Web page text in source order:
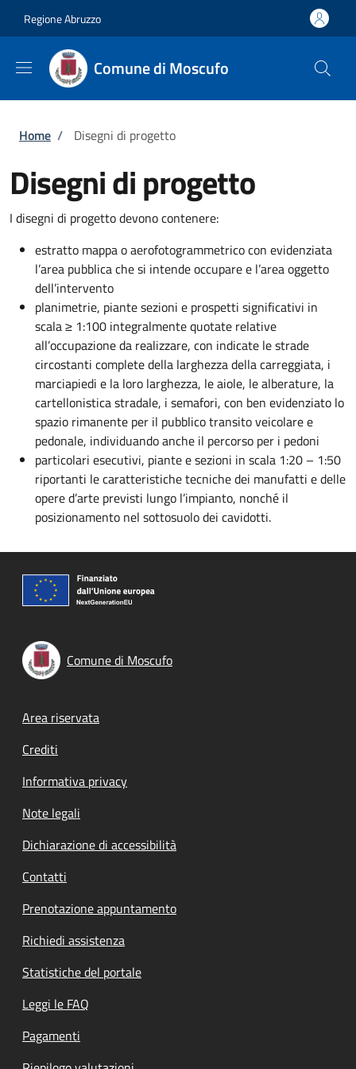
Regione Abruzzo
Comune di Moscufo
Briciole di pane
Home / Disegni di progetto
Disegni di progetto
I disegni di progetto devono contenere:
estratto mappa o aerofotogrammetrico con evidenziata
l’area pubblica che si intende occupare e l’area oggetto
dell’intervento
planimetrie, piante sezioni e prospetti significativi in
scala ≥ 1:100 integralmente quotate relative
all’occupazione da realizzare, con indicate le strade
circostanti complete della larghezza della carreggiata, i
marciapiedi e la loro larghezza, le aiole, le alberature, la
cartellonistica stradale, i semafori, con ben evidenziato lo
spazio rimanente per il pubblico transito veicolare e
pedonale, individuando anche il percorso per i pedoni
particolari esecutivi, piante e sezioni in scala 1:20 – 1:50
riportanti le caratteristiche tecniche dei manufatti e delle
opere d’arte previsti lungo l’impianto, nonché il
posizionamento nel sottosuolo dei cavidotti.
Comune di Moscufo
Footer menu
Area riservata
Crediti
Informativa privacy
Note legali
Dichiarazione di accessibilità
Contatti
Prenotazione appuntamento
Richiedi assistenza
Statistiche del portale
Leggi le FAQ
Pagamenti